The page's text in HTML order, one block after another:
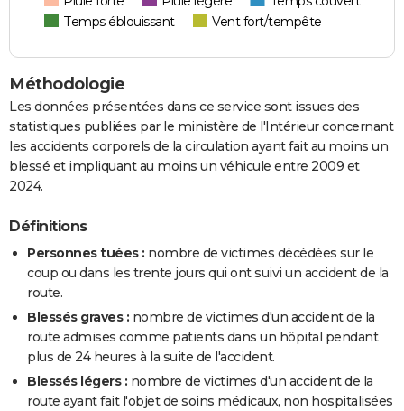
Temps éblouissant
Vent fort/tempête
Méthodologie
Les données présentées dans ce service sont issues des
statistiques publiées par le ministère de l'Intérieur concernant
les accidents corporels de la circulation ayant fait au moins un
blessé et impliquant au moins un véhicule entre 2009 et
2024.
Définitions
Personnes tuées : nombre de victimes décédées sur le
coup ou dans les trente jours qui ont suivi un accident de la
route.
Blessés graves : nombre de victimes d'un accident de la
route admises comme patients dans un hôpital pendant
plus de 24 heures à la suite de l'accident.
Blessés légers : nombre de victimes d'un accident de la
route ayant fait l'objet de soins médicaux, non hospitalisées